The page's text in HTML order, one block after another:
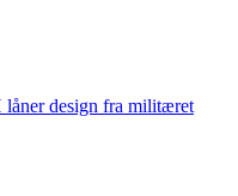
design fra militæret